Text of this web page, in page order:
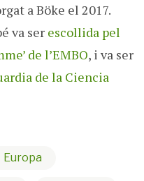
a Böke el 2017.
va ser escollida pel
de l’EMBO, i va ser
de la Ciencia
Europa